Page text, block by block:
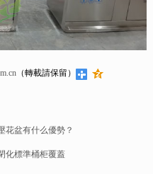
（轉載請保留）
花盆有什么優勢？
化標準桶柜覆蓋